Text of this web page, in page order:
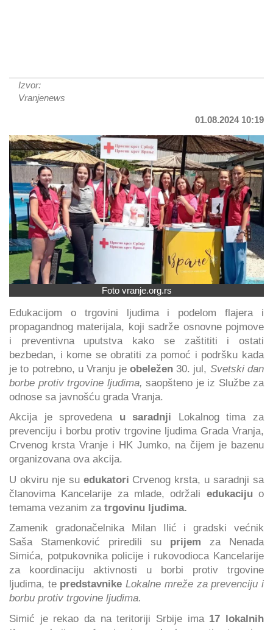
Izvor:
Vranjenews
01.08.2024 10:19
Foto vranje.org.rs
Edukacijom o trgovini ljudima i podelom flajera i
propagandnog materijala, koji sadrže osnovne pojmove
i preventivna uputstva kako se zaštititi i ostati
bezbedan, i kome se obratiti za pomoć i podršku kada
je to potrebno, u Vranju je obeležen30. jul, Svetski dan
borbe protiv trgovine ljudima, saopšteno je iz Službe za
odnose sa javnošću grada Vranja.
Akcija je sprovedena u saradnji
Lokalnog tima za
prevenciju i borbu protiv trgovine ljudima Grada Vranja,
Crvenog krsta Vranje i HK Jumko, na čijem je bazenu
organizovana ova akcija.
U okviru nje su edukatori Crvenog krsta, u saradnji sa
članovima Kancelarije za mlade, održali edukacijuo
temama vezanim za trgovinu ljudima.
Zamenik gradonačelnika Milan Ilić i gradski većnik
Saša Stamenković priredili su prijem za Nenada
Simića, potpukovnika policije i rukovodioca Kancelarije
za koordinaciju aktivnosti u borbi protiv trgovine
ljudima, te predstavnike Lokalne mreže za prevenciju i
borbu protiv trgovine ljudima.
Simić je rekao da na teritoriji Srbije ima 17 lokalnih